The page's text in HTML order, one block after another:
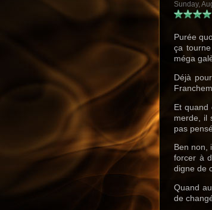
Sunday,
Purée
ça
méga
Déjà
Et quand
merde, il
pas
Ben non,
forcer à
digne de
Quand
de